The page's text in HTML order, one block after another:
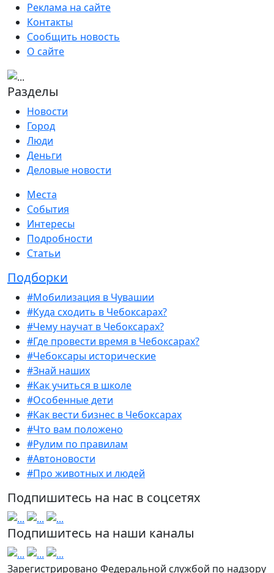
Реклама на сайте
Контакты
Сообщить новость
О сайте
Разделы
Новости
Город
Люди
Деньги
Деловые новости
Места
События
Интересы
Подробности
Статьи
Подборки
#Мобилизация в Чувашии
#Куда сходить в Чебоксарах?
#Чему научат в Чебоксарах?
#Где провести время в Чебоксарах?
#Чебоксары исторические
#Знай наших
#Как учиться в школе
#Особенные дети
#Как вести бизнес в Чебоксарах
#Что вам положено
#Рулим по правилам
#Автоновости
#Про животных и людей
Подпишитесь на нас в соцсетях
Подпишитесь на наши каналы
Зарегистрировано Федеральной службой по надзору